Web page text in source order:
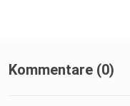
Kommentare (0)